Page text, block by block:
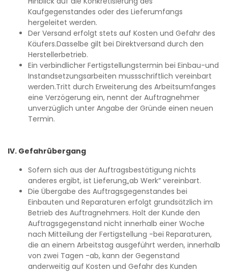
Kaufgegenstandes oder des Lieferumfangs
hergeleitet werden.
Der Versand erfolgt stets auf Kosten und Gefahr des
Käufers.Dasselbe gilt bei Direktversand durch den
Herstellerbetrieb.
Ein verbindlicher Fertigstellungstermin bei Einbau-und
Instandsetzungsarbeiten mussschriftlich vereinbart
werden.Tritt durch Erweiterung des Arbeitsumfanges
eine Verzögerung ein, nennt der Auftragnehmer
unverzüglich unter Angabe der Gründe einen neuen
Termin.
IV. Gefahrübergang
Sofern sich aus der Auftragsbestätigung nichts
anderes ergibt, ist Lieferung„ab Werk“ vereinbart.
Die Übergabe des Auftragsgegenstandes bei
Einbauten und Reparaturen erfolgt grundsätzlich im
Betrieb des Auftragnehmers. Holt der Kunde den
Auftragsgegenstand nicht innerhalb einer Woche
nach Mitteilung der Fertigstellung -bei Reparaturen,
die an einem Arbeitstag ausgeführt werden, innerhalb
von zwei Tagen -ab, kann der Gegenstand
anderweitig auf Kosten und Gefahr des Kunden